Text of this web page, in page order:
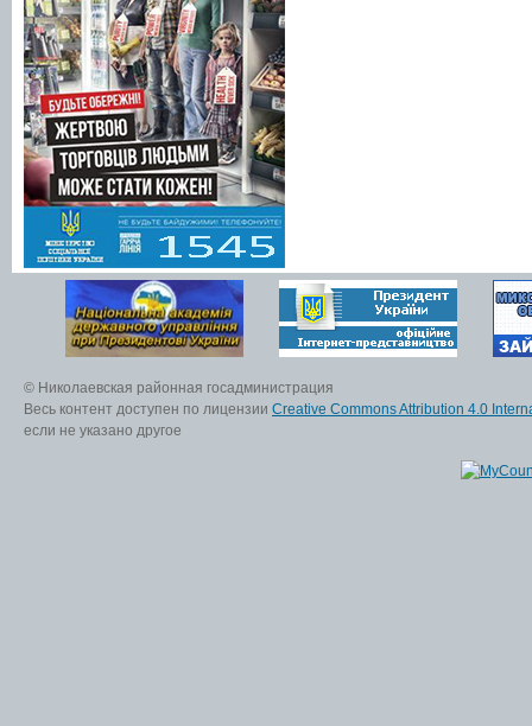
© Николаевская районная госадминистрация
Весь контент доступен по лицензии Creative Commons Attribution 4.0
если не указано другое